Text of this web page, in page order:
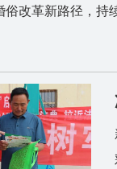
改革新路径，持